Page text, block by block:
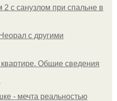
2 с санузлом при спальне в
с другими
Общие сведения
- мечта реальностью